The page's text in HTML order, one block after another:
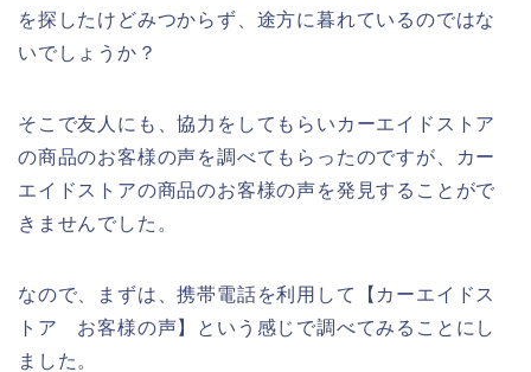
を探したけどみつからず、途方に暮れているのではな
いでしょうか？
そこで友人にも、協力をしてもらいカーエイドストア
の商品のお客様の声を調べてもらったのですが、カー
エイドストアの商品のお客様の声を発見することがで
きませんでした。
なので、まずは、携帯電話を利用して【カーエイドス
トア お客様の声】という感じで調べてみることにし
ました。